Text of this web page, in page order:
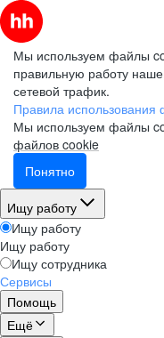
Мы используем файлы
правильную работу
сетевой трафик.
Правила использования
Мы используем файлы
файлов cookie
Понятно
Ищу работу
Ищу работу
Ищу работу
Ищу сотрудника
Сервисы
Помощь
Ещё